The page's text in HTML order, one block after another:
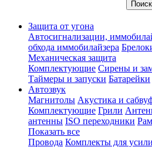
Защита от угона
Автосигнализации,
обхода иммобилайзера
Механическая защита
Комплектующие Сирены и
Таймеры и запуски Батарейки
Автозвук
Магнитолы Акустика и
Комплектующие Грили
антенны ISO переходники
Показать все
Провода Комплекты для